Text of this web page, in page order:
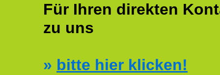
Für Ihren direkten
zu uns
» bitte hier klicken!